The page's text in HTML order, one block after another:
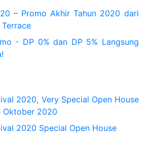
– Promo Akhir Tahun 2020 dari
- DP 0% dan DP 5% Langsung
2020, Very Special Open House
Oktober 2020
2020 Special Open House